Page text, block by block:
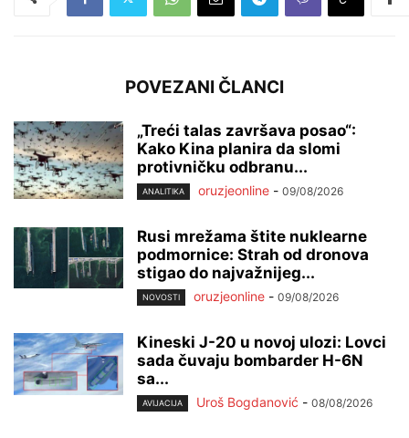
POVEZANI ČLANCI
„Treći talas završava posao“:
Kako Kina planira da slomi
protivničku odbranu...
ANALITIKA oruzjeonline - 09/08/2026
Rusi mrežama štite nuklearne
podmornice: Strah od dronova
stigao do najvažnijeg...
NOVOSTI oruzjeonline - 09/08/2026
Kineski J-20 u novoj ulozi: Lovci
sada čuvaju bombarder H-6N
sa...
AVIJACIJA Uroš Bogdanović - 08/08/2026